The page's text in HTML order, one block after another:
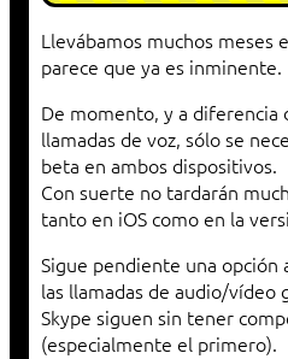
Llevábamos muchos meses
parece que ya es inminente.
De momento, y a diferencia
llamadas de voz, sólo se
beta en ambos dispositivos.
Con suerte no tardarán
tanto en iOS como en la
Sigue pendiente una
las llamadas de audio/vídeo
Skype siguen sin tener
(especialmente el primero).